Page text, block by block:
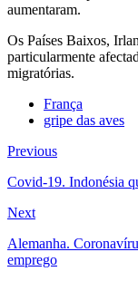
aumentaram.
Os Países Baixos,
particularmente
migratórias.
França
gripe das aves
Previous
Covid-19. Indonésia
Next
Alemanha.
emprego